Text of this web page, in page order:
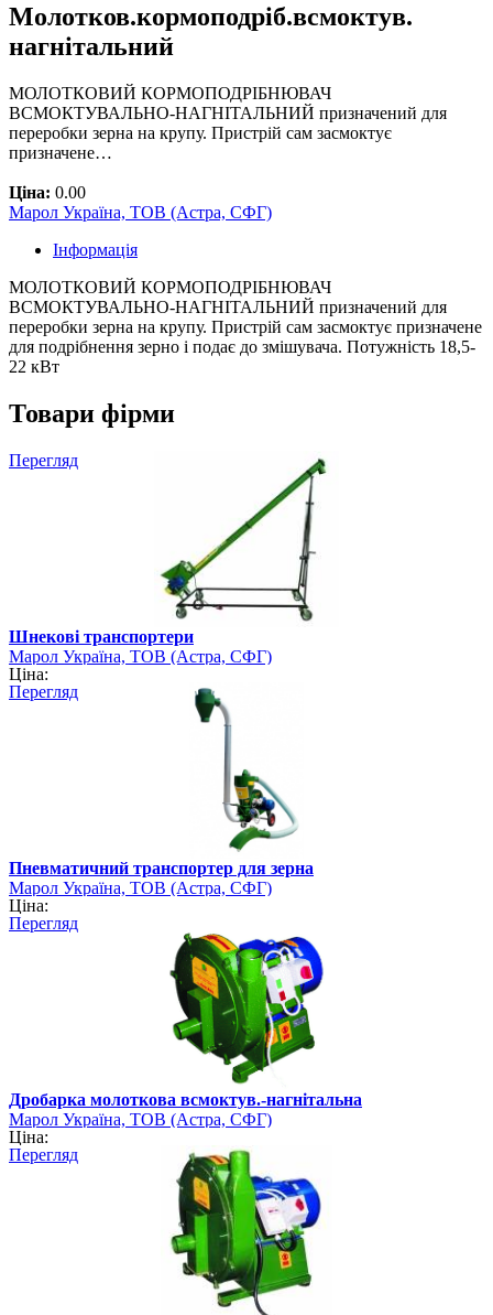
Молотков.кормоподріб.всмоктув.
нагнітальний
МОЛОТКОВИЙ КОРМОПОДРІБНЮВАЧ
ВСМОКТУВАЛЬНО-НАГНІТАЛЬНИЙ призначений для
переробки зерна на крупу. Пристрій сам засмоктує
призначене…
Ціна: 0.00
Марол Україна, ТОВ (Астра, СФГ)
Інформація
МОЛОТКОВИЙ КОРМОПОДРІБНЮВАЧ
ВСМОКТУВАЛЬНО-НАГНІТАЛЬНИЙ призначений для
переробки зерна на крупу. Пристрій сам засмоктує призначене
для подрібнення зерно і подає до змішувача. Потужність 18,5-
22 кВт
Товари фірми
Перегляд
Шнекові транспортери
Марол Україна, ТОВ (Астра, СФГ)
Ціна:
Перегляд
Пневматичний транспортер для зерна
Марол Україна, ТОВ (Астра, СФГ)
Ціна:
Перегляд
Дробарка молоткова всмоктув.-нагнітальна
Марол Україна, ТОВ (Астра, СФГ)
Ціна:
Перегляд